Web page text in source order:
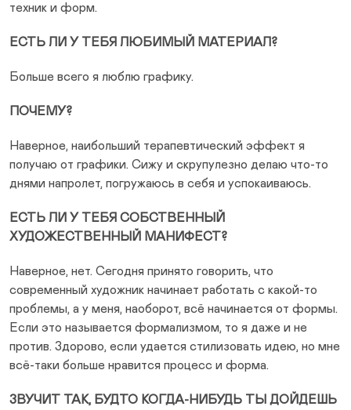
техник и форм.
ЕСТЬ ЛИ У ТЕБЯ ЛЮБИМЫЙ МАТЕРИАЛ?
Больше всего я люблю графику.
ПОЧЕМУ?
Наверное, наибольший терапевтический эффект я
получаю от графики. Сижу и скрупулезно делаю что-то
днями напролет, погружаюсь в себя и успокаиваюсь.
ЕСТЬ ЛИ У ТЕБЯ СОБСТВЕННЫЙ
ХУДОЖЕСТВЕННЫЙ МАНИФЕСТ?
Наверное, нет. Сегодня принято говорить, что
современный художник начинает работать с какой-то
проблемы, а у меня, наоборот, всё начинается от формы.
Если это называется формализмом, то я даже и не
против. Здорово, если удается стилизовать идею, но мне
всё-таки больше нравится процесс и форма.
ЗВУЧИТ ТАК, БУДТО КОГДА-НИБУДЬ ТЫ ДОЙДЕШЬ